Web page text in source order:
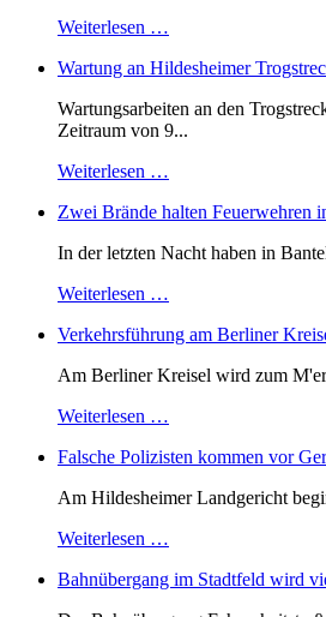
Weiterlesen …
Wartung an Hildesheimer
Wartungsarbeiten an den
Zeitraum von 9...
Weiterlesen …
Zwei Brände halten Feuerwehren
In der letzten Nacht haben in
Weiterlesen …
Verkehrsführung am Berliner
Am Berliner Kreisel wird zum
Weiterlesen …
Falsche Polizisten kommen vor
Am Hildesheimer Landgericht
Weiterlesen …
Bahnübergang im Stadtfeld wird